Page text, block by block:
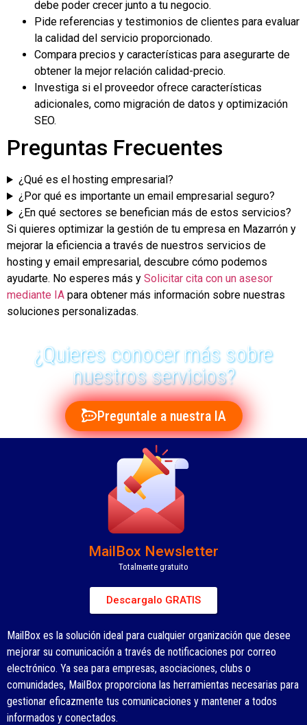
debe poder crecer junto a tu negocio.
Pide referencias y testimonios de clientes para evaluar
la calidad del servicio proporcionado.
Compara precios y características para asegurarte de
obtener la mejor relación calidad-precio.
Investiga si el proveedor ofrece características
adicionales, como migración de datos y optimización
SEO.
Preguntas Frecuentes
¿Qué es el hosting empresarial?
¿Por qué es importante un email empresarial seguro?
¿En qué sectores se benefician más de estos servicios?
Si quieres optimizar la gestión de tu empresa en Mazarrón y
mejorar la eficiencia a través de nuestros servicios de
hosting y email empresarial, descubre cómo podemos
ayudarte. No esperes más y Solicitar cita con un asesor
mediante IA para obtener más información sobre nuestras
soluciones personalizadas.
¿Quieres conocer más sobre
nuestros servicios?
Preguntale a nuestra IA
MailBox Newsletter
Totalmente gratuito
Descargalo GRATIS
MailBox es la solución ideal para cualquier organización que desee
mejorar su comunicación a través de notificaciones por correo
electrónico. Ya sea para empresas, asociaciones, clubs o
comunidades, MailBox proporciona las herramientas necesarias para
gestionar eficazmente tus comunicaciones y mantener a todos
informados y conectados.